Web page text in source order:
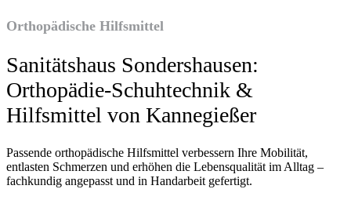
Orthopädische Hilfsmittel
Sanitätshaus Sondershausen:
Orthopädie-Schuhtechnik &
Hilfsmittel von Kannegießer
Passende orthopädische Hilfsmittel verbessern Ihre Mobilität,
entlasten Schmerzen und erhöhen die Lebensqualität im Alltag –
fachkundig angepasst und in Handarbeit gefertigt.